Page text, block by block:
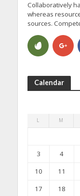
Collaboratively
whereas
sources.
Calendar
L M
3
4
10
11
17
18